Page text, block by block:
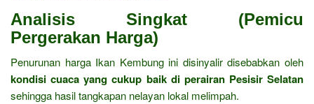
Analisis Singkat (Pemicu
Pergerakan Harga)
Penurunan harga Ikan Kembung ini disinyalir disebabkan oleh
kondisi cuaca yang cukup baik di perairan Pesisir Selatan
sehingga hasil tangkapan nelayan lokal melimpah.